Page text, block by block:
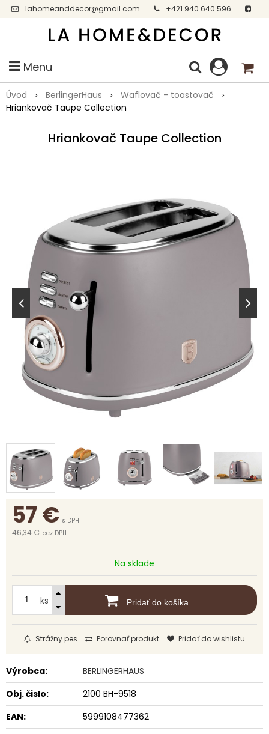
lahomeanddecor@gmail.com
+421 940 640 596
Facebook
Menu
Úvod BerlingerHaus
Waflovač - toastovač
Hriankovač Taupe Collection
Hriankovač Taupe Collection
57€ s DPH
46,34 € bez DPH
Na sklade
ks Pridať do košíka
Strážny pes Porovnať produkt Pridať do wishlistu
Výrobca:
BERLINGERHAUS
Obj. čislo:
2100 BH-9518
EAN:
5999108477362